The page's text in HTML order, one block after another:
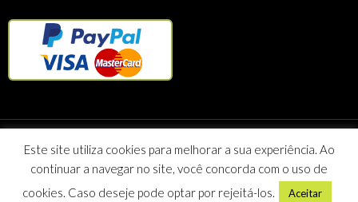
reservados
Maria Celeste Vieira Caeiro Sociedade Unipessoal Lda NIF: 507 095
Morada: Rua Seara Nova 3A R/C 7780-163 CASTRO VERDE
Este site utiliza cookies para melhorar a sua experiência. Ao
continuar a navegar no site, você concorda com o uso de
cookies. Caso deseje pode optar por rejeitá-los.
Aceitar